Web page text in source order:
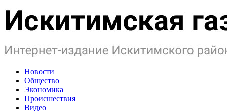
Новости
Общество
Экономика
Происшествия
Видео